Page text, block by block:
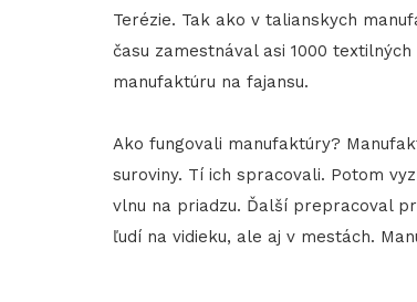
Terézie. Tak ako v talianskych
času zamestnával asi 1000
manufaktúru na fajansu.
Ako fungovali manufaktúry?
suroviny. Tí ich spracovali. Potom
vlnu na priadzu. Ďalší prepracoval
ľudí na vidieku, ale aj v mestách.